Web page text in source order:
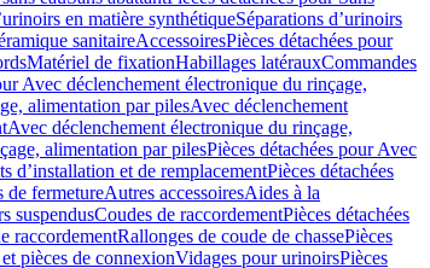
en matière synthétiqueSéparations d’urinoirs
sanitaireAccessoiresPièces détachées pour
Matériel de fixationHabillages latérauxCommandes
Avec déclenchement électronique du rinçage,
alimentation par pilesAvec déclenchement
Avec déclenchement électronique du rinçage,
alimentation par pilesPièces détachées pour Avec
d’installation et de remplacementPièces détachées
de fermetureAutres accessoiresAides à la
suspendusCoudes de raccordementPièces détachées
raccordementRallonges de coude de chassePièces
pièces de connexionVidages pour urinoirsPièces